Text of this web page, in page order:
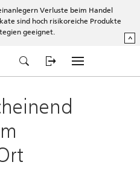
Verluste beim Handel
sind hoch risikoreiche Produkte
geeignet.
^